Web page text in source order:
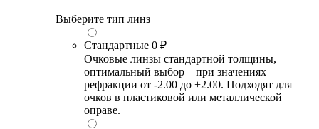
Выберите тип линз
Стандартные 0 ₽
Очковые линзы стандартной толщины,
оптимальный выбор – при значениях
рефракции от -2.00 до +2.00. Подходят для
очков в пластиковой или металлической
оправе.